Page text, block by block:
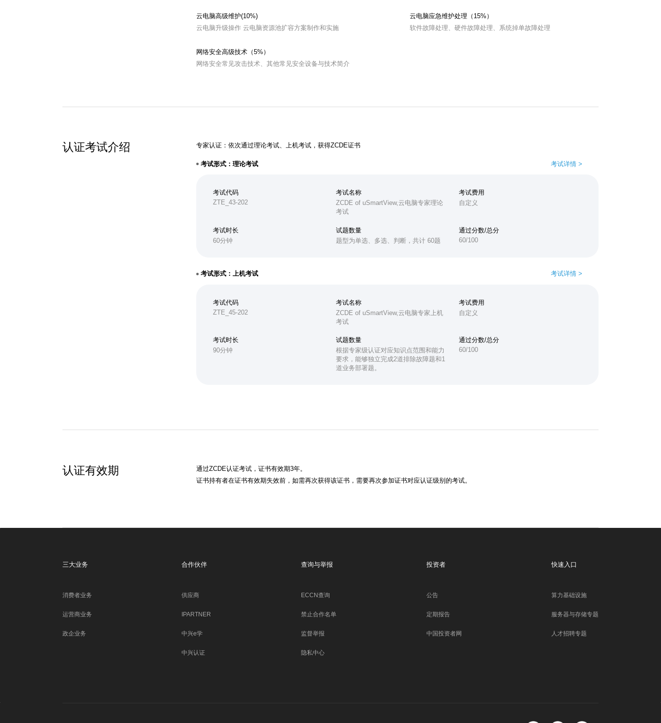
云电脑高级维护(10%)
云电脑升级操作 云电脑资源池扩容方案制作和实施
云电脑应急维护处理（15%）
软件故障处理、硬件故障处理、系统掉单故障处理
网络安全高级技术（5%）
网络安全常见攻击技术、其他常见安全设备与技术简介
认证考试介绍 专家认证：依次通过理论考试、上机考试，获得ZCDE证书
考试形式：理论考试 考试详情 >
考试代码
ZTE_43-202
考试名称
ZCDE of uSmartView,云电脑专家理论
考试
考试费用
自定义
考试时长
60分钟
试题数量
题型为单选、多选、判断，共计 60题
通过分数/总分
60/100
考试形式：上机考试 考试详情 >
考试代码
ZTE_45-202
考试名称
ZCDE of uSmartView,云电脑专家上机
考试
考试费用
自定义
考试时长
90分钟
试题数量
根据专家级认证对应知识点范围和能力
要求，能够独立完成2道排除故障题和1
道业务部署题。
通过分数/总分
60/100
认证有效期
通过ZCDE认证考试，证书有效期3年。
证书持有者在证书有效期失效前，如需再次获得该证书，需要再次参加证书对应认证级别的考试。
三大业务
消费者业务
运营商业务
政企业务
合作伙伴
供应商
IPARTNER
中兴e学
中兴认证
查询与举报
ECCN查询
禁止合作名单
监督举报
隐私中心
投资者
公告
定期报告
中国投资者网
快速入口
算力基础设施
服务器与存储专题
人才招聘专题